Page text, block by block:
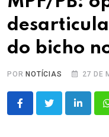
do bicho
POR NOTÍCIAS 27 DE